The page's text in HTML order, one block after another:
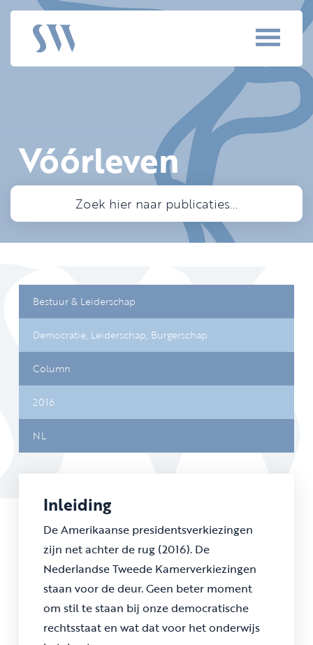
Vóórleven
Bestuur & Leiderschap
Democratie, Leiderschap, Burgerschap
Column
2016
NL
Inleiding
De Amerikaanse presidentsverkiezingen
zijn net achter de rug (2016). De
Nederlandse Tweede Kamerverkiezingen
staan voor de deur. Geen beter moment
om stil te staan bij onze democratische
rechtsstaat en wat dat voor het onderwijs